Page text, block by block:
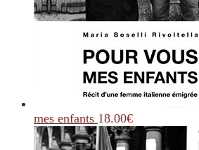
mes enfants 18.00€